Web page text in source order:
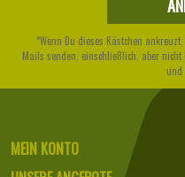
*Wenn Du dieses Kästchen
Mails senden, einschließlich, aber nicht
und
MEIN KONTO